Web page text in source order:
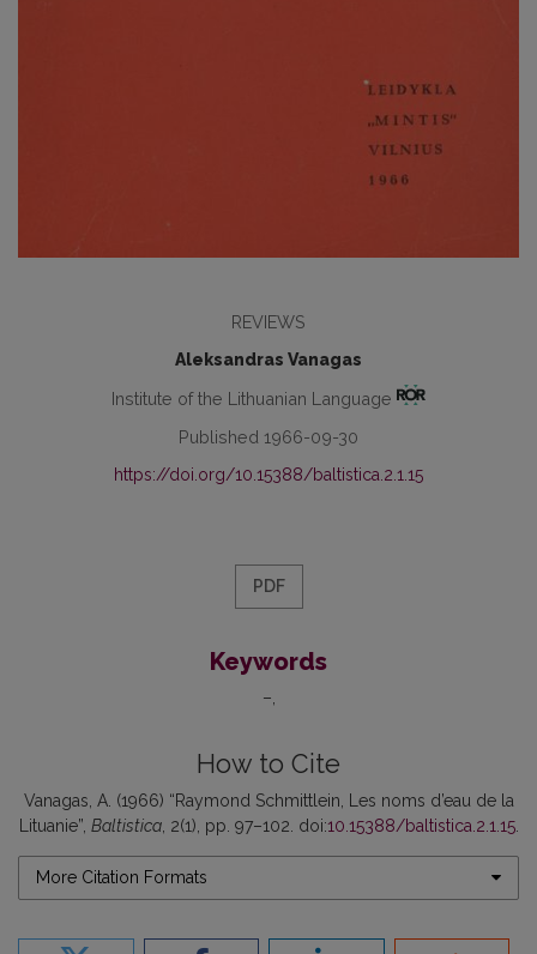
REVIEWS
Aleksandras Vanagas
Institute of the Lithuanian Language
Published 1966-09-30
https://doi.org/10.15388/baltistica.2.1.15
PDF
Keywords
–
How to Cite
Vanagas, A. (1966) “Raymond Schmittlein, Les noms d’eau de la
Lituanie”, Baltistica, 2(1), pp. 97–102. doi:10.15388/baltistica.2.1.15.
More Citation Formats